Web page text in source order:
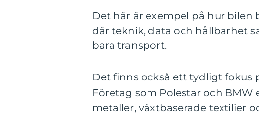
Det här är exempel på hur bilen
där teknik, data och hållbarhet
bara transport.
Det finns också ett tydligt fokus
Företag som Polestar och
metaller, växtbaserade textilier